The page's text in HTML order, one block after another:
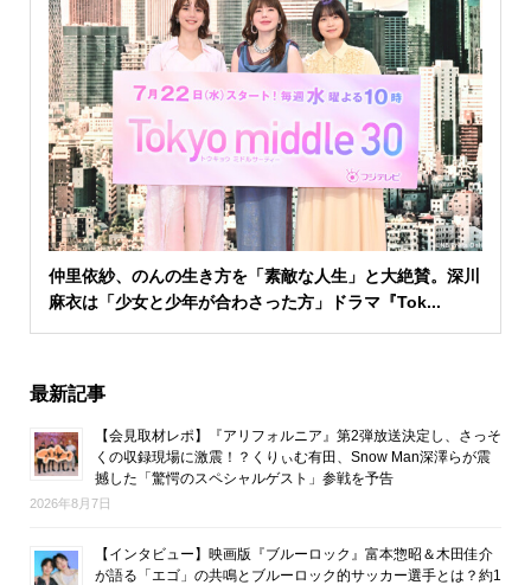
仲里依紗、のんの生き方を「素敵な人生」と大絶賛。深川
麻衣は「少女と少年が合わさった方」ドラマ『Tok...
最新記事
【会見取材レポ】『アリフォルニア』第2弾放送決定し、さっそ
くの収録現場に激震！？くりぃむ有田、Snow Man深澤らが震
撼した「驚愕のスペシャルゲスト」参戦を予告
2026年8月7日
【インタビュー】映画版『ブルーロック』富本惣昭＆木田佳介
が語る「エゴ」の共鳴とブルーロック的サッカー選手とは？約1